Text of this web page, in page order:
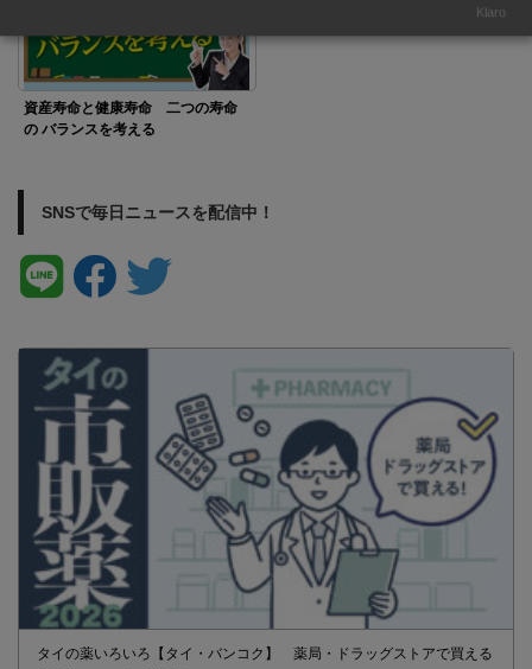
資産寿命と健康寿命 二つの寿命
の バランスを考える
SNSで毎日ニュースを配信中！
タイの薬いろいろ【タイ・バンコク】 薬局・ドラッグストアで買える
Klaro